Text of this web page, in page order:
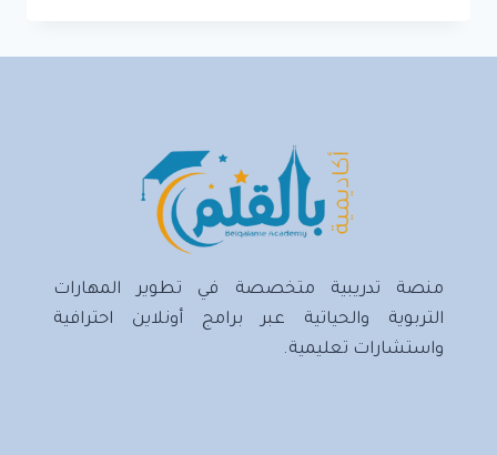
منصة تدريبية متخصصة في تطوير المهارات
التربوية والحياتية عبر برامج أونلاين احترافية
واستشارات تعليمية.